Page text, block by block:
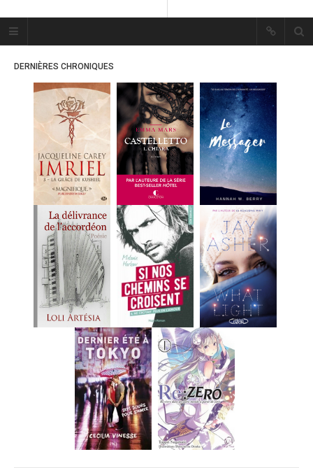
Plume Bleue
« Les mots sont les passants
« Les mots sont les passants
mystérieux de l’âme. »
ACCUEIL
LES PLUMES
MES FUTURES
LECTURES
MES CRITIQUES
MES ARTICLES
MARION
MES FUTURES
LECTURES
MES CRITIQUES
MES ARTICLES
MES FUTURES
LECTURES
MES CRITIQUES
DERNIÈRES CHRONIQUES